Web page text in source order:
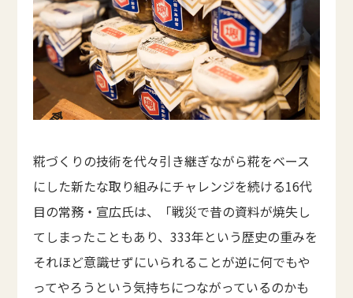
糀づくりの技術を代々引き継ぎながら糀をベース
にした新たな取り組みにチャレンジを続ける16代
目の常務・宣広氏は、「戦災で昔の資料が焼失し
てしまったこともあり、333年という歴史の重みを
それほど意識せずにいられることが逆に何でもや
ってやろうという気持ちにつながっているのかも